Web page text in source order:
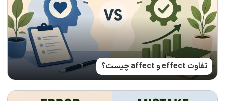
تفاوت effect و affect چیست؟